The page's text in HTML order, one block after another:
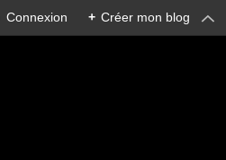
Connexion + Créer mon blog